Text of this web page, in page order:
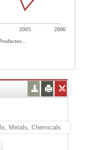
2005
2006